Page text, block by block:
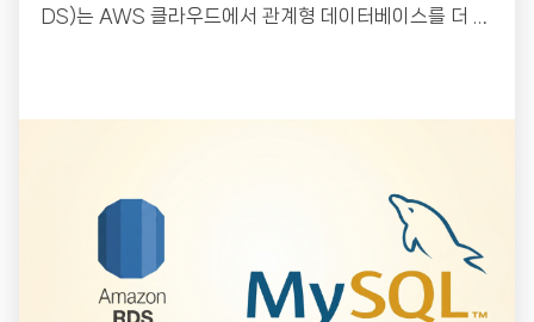
DS)는 AWS 클라우드에서 관계형 데이터베이스를 더 쉽